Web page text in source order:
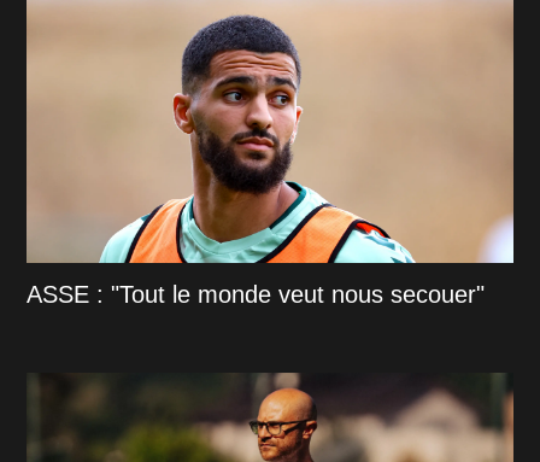
ASSE : "Tout le monde veut nous secouer"